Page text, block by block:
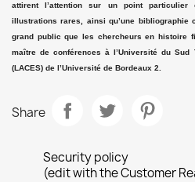
attirent l’attention sur un point particulier
illustrations rares, ainsi qu’une bibliographie
grand public que les chercheurs en histoire
maître de conférences à l’Université du Sud
(LACES) de l’Université de Bordeaux 2.
Share
Security policy
(edit with the Customer